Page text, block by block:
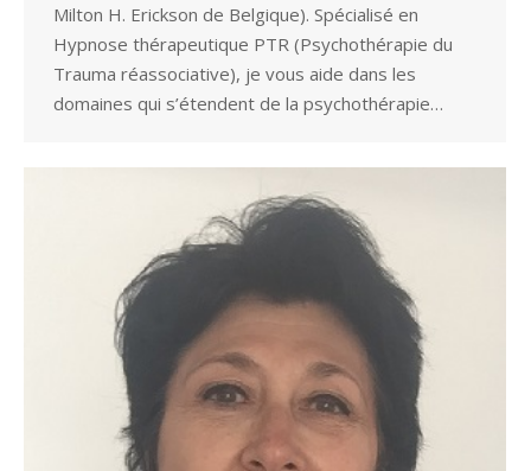
Milton H. Erickson de Belgique). Spécialisé en
Hypnose thérapeutique PTR (Psychothérapie du
Trauma réassociative), je vous aide dans les
domaines qui s’étendent de la psychothérapie…